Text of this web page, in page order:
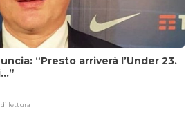
“Presto arriverà l’Under 23.
lettura